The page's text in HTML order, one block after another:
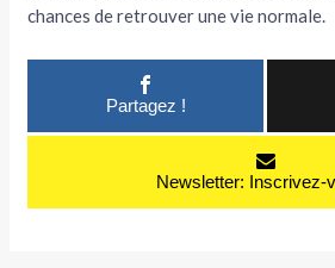
chances de retrou­ver une vie normale.
Partagez !
Newsletter: Inscrivez-